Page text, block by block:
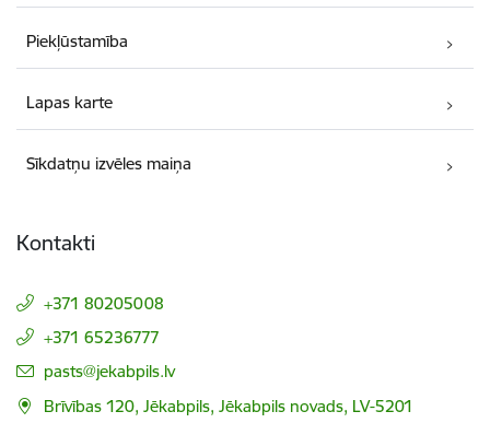
Piekļūstamība
Lapas karte
Sīkdatņu izvēles maiņa
Kontakti
+371 80205008
+371 65236777
E-pasts:
pasts@jekabpils.lv
Brīvības 120, Jēkabpils, Jēkabpils novads, LV-5201